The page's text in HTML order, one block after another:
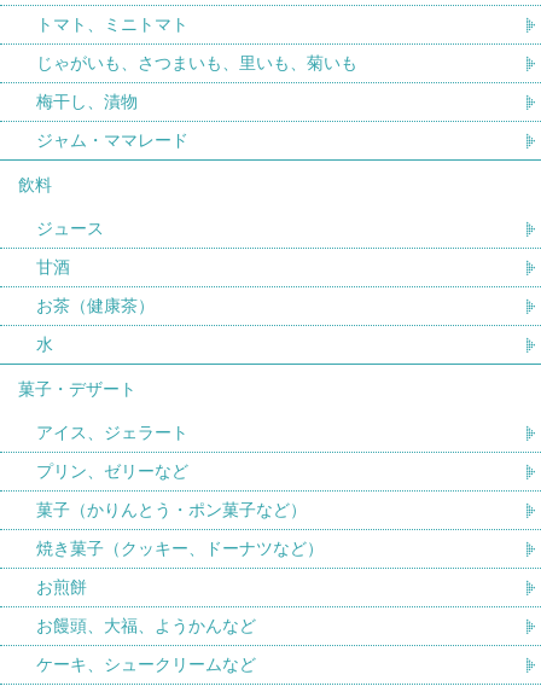
トマト、ミニトマト
じゃがいも、さつまいも、里いも、菊いも
梅干し、漬物
ジャム・ママレード
飲料
ジュース
甘酒
お茶（健康茶）
水
菓子・デザート
アイス、ジェラート
プリン、ゼリーなど
菓子（かりんとう・ポン菓子など）
焼き菓子（クッキー、ドーナツなど）
お煎餅
お饅頭、大福、ようかんなど
ケーキ、シュークリームなど